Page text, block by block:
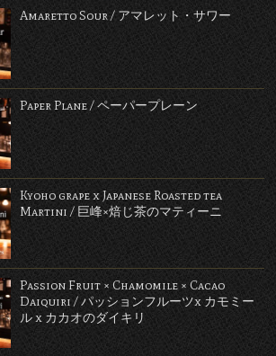
Amaretto Sour / アマレット・サワー
Paper Plane / ペーパープレーン
Kyoho grape x Japanese Roasted tea
Martini / 巨峰×焙じ茶のマティーニ
Passion Fruit × Chamomile × Cacao
Daiquiri / パッションフルーツx カモミー
ル x カカオのダイキリ